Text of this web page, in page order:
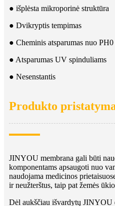
● išplėsta mikroporinė struktūra
● Dvikryptis tempimas
● Cheminis atsparumas nuo
● Atsparumas UV spinduliams
● Nesenstantis
Produkto
JINYOU membrana gali būti
komponentams apsaugoti nuo
naudojama medicinos
ir neužterštus, taip pat žemės
Dėl aukščiau išvardytų JINYOU